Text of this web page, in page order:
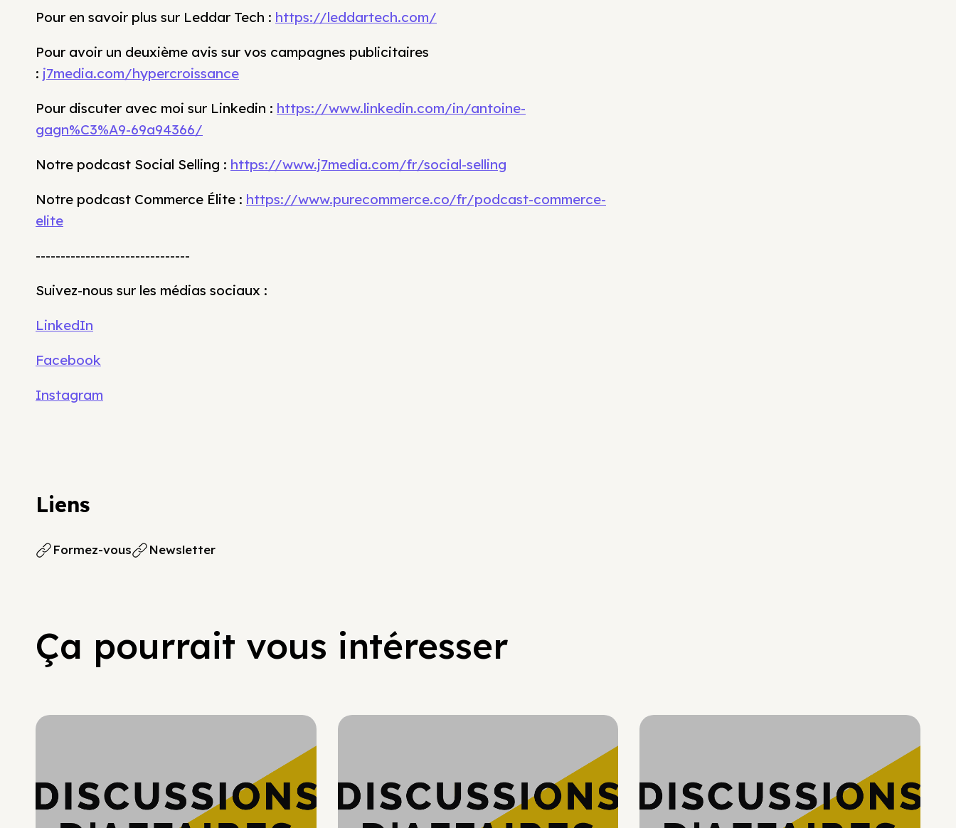
Pour en savoir plus sur Leddar Tech : https://leddartech.com/
Pour avoir un deuxième avis sur vos campagnes publicitaires
: j7media.com/hypercroissance
Pour discuter avec moi sur Linkedin : https://www.linkedin.com/in/antoine-
gagn%C3%A9-69a94366/
Notre podcast Social Selling : https://www.j7media.com/fr/social-selling
Notre podcast Commerce Élite : https://www.purecommerce.co/fr/podcast-commerce-
elite
-------------------------------
Suivez-nous sur les médias sociaux :
LinkedIn
Facebook
Instagram
Liens
Formez-vous Newsletter
Ça pourrait vous intéresser